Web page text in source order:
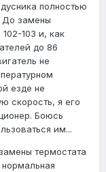
полностью
До замены
103 и, как
до 86
не
езде не
скорость, я его
Боюсь
им...
термостата